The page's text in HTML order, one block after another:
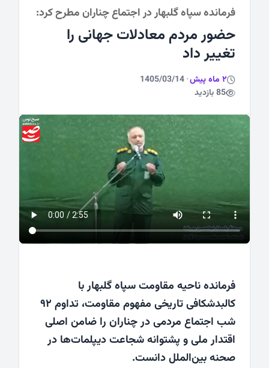
ورزشی
فرمانده سپاه گلبهار در اجتماع چناران مطرح کرد:
حضور مردم معادلات جهانی را
تغییر داد
2 ماه پیش ·
1405/03/14
85 بازدید
فرمانده ناحیه مقاومت سپاه گلبهار با
کالبدشکافی تاریخی مفهوم مقاومت، تداوم ۹۲
شب اجتماع مردمی در چناران را ضامن اصلی
اقتدار ملی و پشتوانه شجاعت دیپلمات‌ها در
صحنه بین‌الملل دانست.